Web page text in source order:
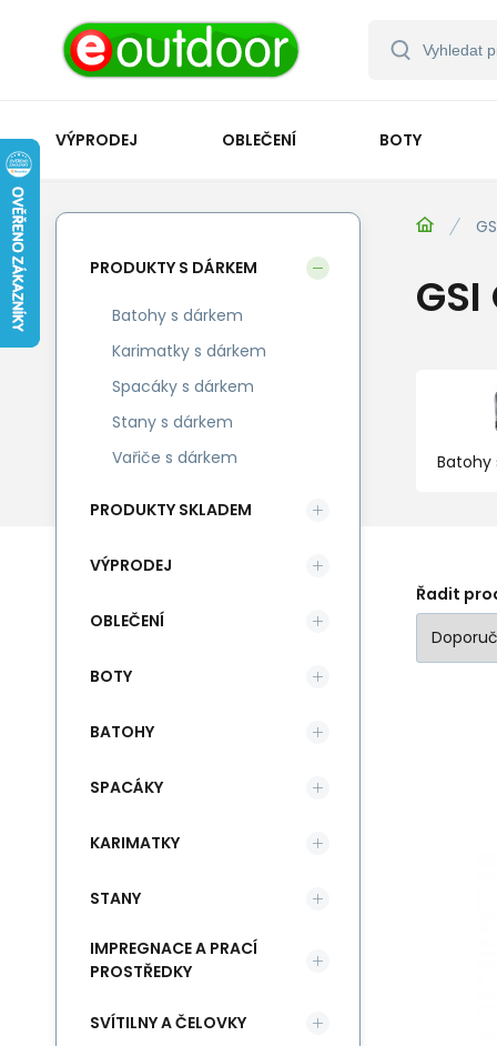
VÝPRODEJ OBLEČENÍ BOTY
Batohy
Řadit
PRODUKTY S DÁRKEM
Batohy s dárkem
Karimatky s dárkem
Spacáky s dárkem
Stany s dárkem
Vařiče s dárkem
PRODUKTY SKLADEM
VÝPRODEJ
OBLEČENÍ
BOTY
BATOHY
SPACÁKY
KARIMATKY
STANY
IMPREGNACE A PRACÍ
PROSTŘEDKY
SVÍTILNY A ČELOVKY